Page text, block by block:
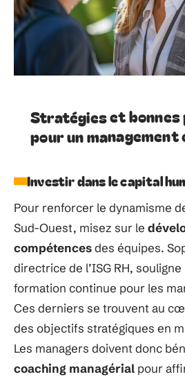
Stratégies et
pour un
Investir dans le capital
Pour renforcer le dynamisme
Sud-Ouest, misez sur le
compétencesdes équipes.
directrice de l’ISG RH,
formation continue pour les
Ces derniers se trouvent au
des objectifs stratégiques en
Les managers doivent donc
coaching managérial pour